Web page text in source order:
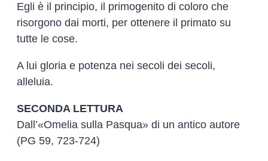
Egli è il principio, il primogenito di coloro che
risorgono dai morti, per ottenere il primato su
tutte le cose.
A lui gloria e potenza nei secoli dei secoli,
alleluia.
SECONDA LETTURA
Dall’«Omelia sulla Pasqua» di un antico autore
(PG 59, 723-724)